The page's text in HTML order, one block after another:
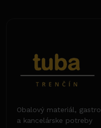
Obalový materiál, gastro
a kancelárske potreby